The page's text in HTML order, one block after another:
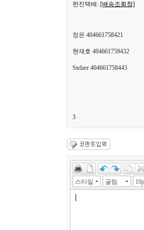
한진택배: [배송조회창]
정은 404661758421
현재호 404661759432
Stelzer 404661758443
3
스타일 굴림